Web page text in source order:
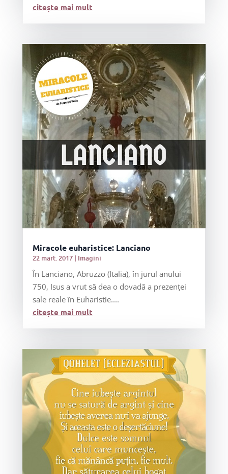
citește mai mult
Miracole euharistice: Lanciano
22 mart. 2017| Imagini
În Lanciano, Abruzzo (Italia), în jurul anului
750, Isus a vrut să dea o dovadă a prezenţei
sale reale în Euharistie....
citește mai mult